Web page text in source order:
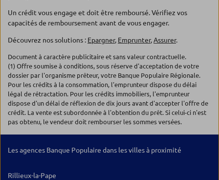
Un crédit vous engage et doit être remboursé. Vérifiez vos
capacités de remboursement avant de vous engager.
Découvrez nos solutions : Epargner, Emprunter,Assurer.
Document à caractère publicitaire et sans valeur contractuelle.
(1) Offre soumise à conditions, sous réserve d'acceptation de votre
dossier par l'organisme prêteur, votre Banque Populaire Régionale.
Pour les crédits à la consommation, l'emprunteur dispose du délai
légal de rétractation. Pour les crédits immobiliers, l'emprunteur
dispose d'un délai de réflexion de dix jours avant d'accepter l'offre de
crédit. La vente est subordonnée à l'obtention du prêt. Si celui-ci n'est
pas obtenu, le vendeur doit rembourser les sommes versées.
Les agences Banque Populaire dans les villes à proximité
Rillieux-la-Pape